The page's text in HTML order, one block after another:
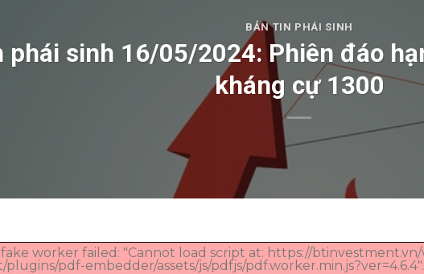
BẢN TIN PHÁI SINH
phái sinh 16/05/2024: Phiên đáo
kháng cự 1300
worker failed: "Cannot load script at: https://
pdf-embedder/assets/js/pdfjs/pdf.worker.min.js?ver=4.6.4".